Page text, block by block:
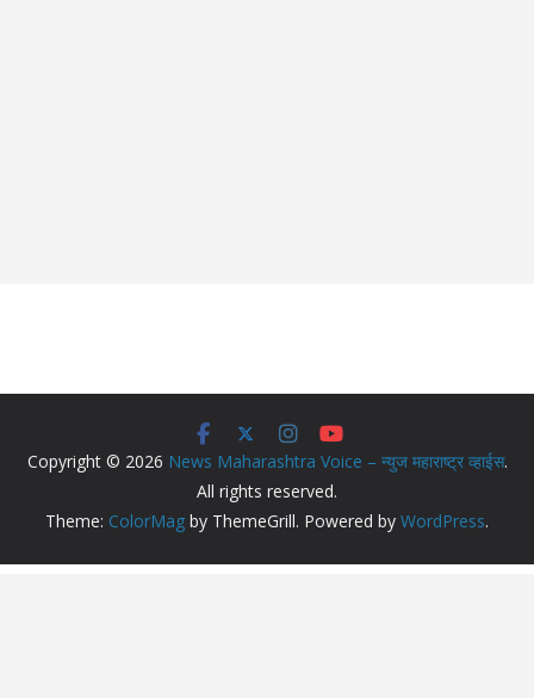
Copyright © 2026 News Maharashtra Voice – न्युज महाराष्ट्र व्हाईस.
All rights reserved.
Theme: ColorMag by ThemeGrill. Powered by WordPress.